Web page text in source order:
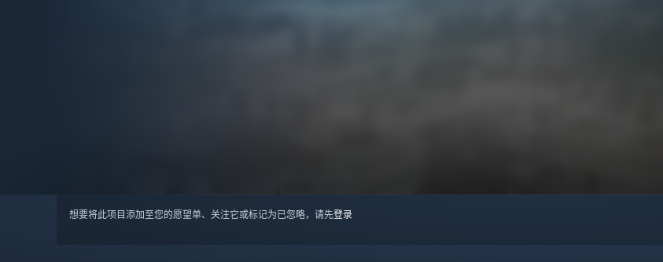
想要将此项目添加至您的愿望单、关注它或标记为已忽略，请先登录